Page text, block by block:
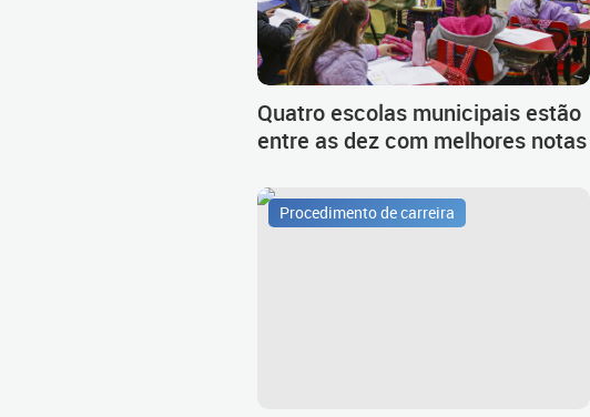
Quatro escolas municipais estão
entre as dez com melhores notas
Procedimento de carreira